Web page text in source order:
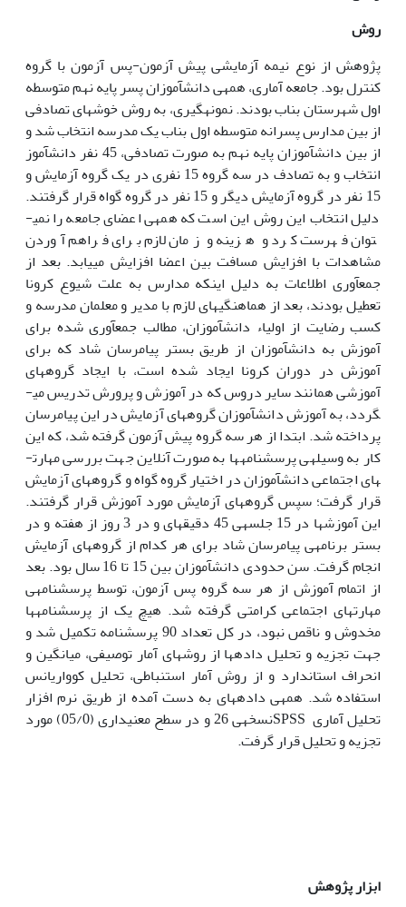
روش
پژوهش از نوع نیمه آزمایشی پیش آزمون-پس آزمون با گروه
کنترل بود. جامعه آماری، همه­ی دانش­آموزان پسر پایه نهم متوسطه
اول شهرستان بناب بودند. نمونه­گیری، به روش خوشه­ای تصادفی
از بین مدارس پسرانه متوسطه اول بناب یک مدرسه انتخاب شد و
از بین دانش­آموزان پایه نهم به صورت تصادفی، 45 نفر دانش­آموز
انتخاب و به تصادف در سه گروه 15 نفری در یک گروه آزمایش و
15 نفر در گروه آزمایش دیگر و 15 نفر در گروه گواه قرار گرفتند.
دلیل انتخاب این روش این است که همه­ی اعضای جامعه را نمی­
توان فهرست کرد و هزینه و زمان لازم برای فراهم آوردن
مشاهدات با افزایش مسافت بین اعضا افزایش می­یابد. بعد از
جمع­آوری اطلاعات به دلیل اینکه مدارس به علت شیوع کرونا
تعطیل بودند، بعد از هماهنگی­های لازم با مدیر و معلمان مدرسه و
کسب رضایت از اولیاء دانش­آموزان، مطالب جمع­آوری شده برای
آموزش به دانش­آموزان از طریق بستر پیام­رسان شاد که برای
آموزش در دوران کرونا ایجاد شده است، با ایجاد گروه­های
آموزشی همانند سایر دروس که در آموزش و پرورش تدریس می­
گردد، به آموزش دانش­آموزان گروه­های آزمایش در این پیام­رسان
پرداخته شد. ابتدا از هر سه گروه پیش آزمون گرفته شد، که این
کار به وسیله­ی پرسشنامه­ها به صورت آنلاین جهت بررسی مهارت­
های اجتماعی دانش­آموزان در اختیار گروه گواه و گروه­های آزمایش
قرار گرفت؛ سپس گروه­های آزمایش مورد آموزش قرار گرفتند.
این آموزش­ها در 15 جلسه­ی 45 دقیقه­ای و در 3 روز از هفته و در
بستر برنامه­ی پیام­رسان شاد برای هر کدام از گروه­های آزمایش
انجام گرفت. سن حدودی دانش­آموزان بین 15 تا 16 سال بود. بعد
از اتمام آموزش از هر سه گروه پس آزمون، توسط پرسشنامه­ی
مهارت­های اجتماعی کرامتی گرفته شد. هیچ یک از پرسشنامه­ها
مخدوش و ناقص نبود، در کل تعداد 90 پرسشنامه تکمیل شد و
جهت تجزیه و تحلیل داده­ها از روش­های آمار توصیفی، میانگین و
انحراف استاندارد و از روش آمار استنباطی، تحلیل کوواریانس
استفاده شد. همه­ی داده­های به دست آمده از طریق نرم افزار
تحلیل آماری SPSSنسخه­ی 26 و در سطح معنی­داری (05/0) مورد
تجزیه و تحلیل قرار گرفت.
ابزار پژوهش